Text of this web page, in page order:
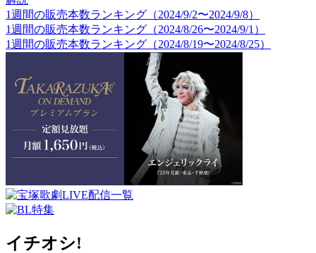
1週間の販売本数ランキング（2024/9/2〜2024/9/8）
1週間の販売本数ランキング（2024/8/26〜2024/9/1）
1週間の販売本数ランキング（2024/8/19〜2024/8/25）
イチオシ!